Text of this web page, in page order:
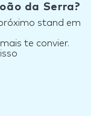
da Serra?
stand em
te convier.